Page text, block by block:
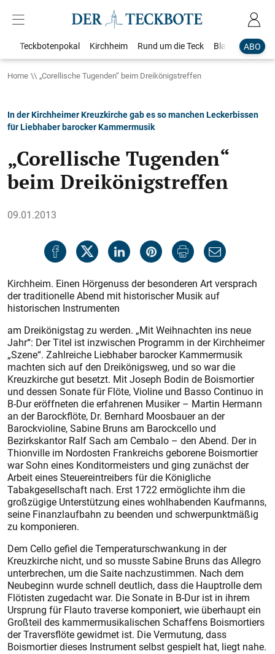
ABO
Teckbotenpokal Kirchheim Rund um die Teck Blaulicht
Home „Corellische Tugenden“ beim Dreikönigstreffen
In der Kirchheimer Kreuzkirche gab es so manchen Leckerbissen
für Liebhaber barocker Kammermusik
„Corellische Tugenden“
beim Dreikönigstreffen
09.01.2013
Kirchheim. Einen Hörgenuss der besonderen Art versprach
der traditionelle Abend mit historischer Musik auf
historischen Instrumenten
am Dreikönigstag zu werden. „Mit Weihnachten ins neue
Jahr“: Der Titel ist inzwischen Programm in der Kirchheimer
„Szene“. Zahlreiche Liebhaber barocker Kammermusik
machten sich auf den Dreikönigsweg, und so war die
Kreuzkirche gut besetzt. Mit Joseph Bodin de Boismortier
und dessen Sonate für Flöte, Violine und Basso Continuo in
B-Dur eröffneten die erfahrenen Musiker – Martin Hermann
an der Barockflöte, Dr. Bernhard Moosbauer an der
Barockvioline, Sabine Bruns am Barockcello und
Bezirkskantor Ralf Sach am Cembalo – den Abend. Der in
Thionville im Nordosten Frankreichs geborene Boismortier
war Sohn eines Konditormeisters und ging zunächst der
Arbeit eines Steuereintreibers für die Königliche
Tabakgesellschaft nach. Erst 1722 ermöglichte ihm die
großzügige Unterstützung eines wohlhabenden Kaufmanns,
seine Finanzlaufbahn zu beenden und schwerpunktmäßig
zu komponieren.
Dem Cello gefiel die Temperaturschwankung in der
Kreuzkirche nicht, und so musste Sabine Bruns das Allegro
unterbrechen, um die Saite nachzustimmen. Nach dem
Neubeginn wurde schnell deutlich, dass die Hauptrolle dem
Flötisten zugedacht war. Die Sonate in B-Dur ist in ihrem
Ursprung für Flauto traverse komponiert, wie überhaupt ein
Großteil des kammermusikalischen Schaffens Boismortiers
der Traversflöte gewidmet ist. Die Vermutung, dass
Boismortier dieses Instrument selbst gespielt hat, liegt nahe.